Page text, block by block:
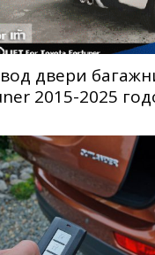
двери
2015-2025